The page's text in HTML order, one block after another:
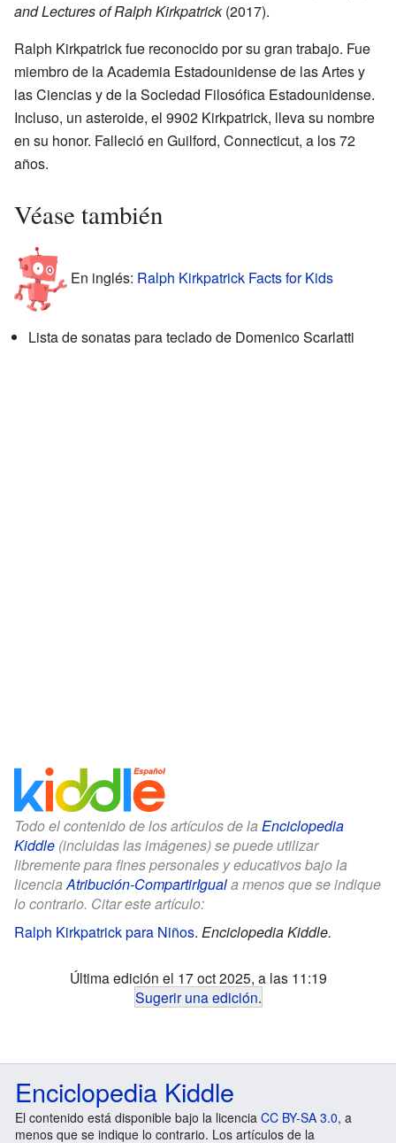
and Lectures of Ralph Kirkpatrick(2017).
Ralph Kirkpatrick fue reconocido por su gran trabajo. Fue
miembro de la Academia Estadounidense de las Artes y
las Ciencias y de la Sociedad Filosófica Estadounidense.
Incluso, un asteroide, el 9902 Kirkpatrick, lleva su nombre
en su honor. Falleció en Guilford, Connecticut, a los 72
años.
Véase también
En inglés: Ralph Kirkpatrick Facts for Kids
Lista de sonatas para teclado de Domenico Scarlatti
Todo el contenido de los artículos de la Enciclopedia
Kiddle (incluidas las imágenes) se puede utilizar
libremente para fines personales y educativos bajo la
licenciaAtribución-CompartirIguala menos que se indique
lo contrario. Citar este artículo:
Ralph Kirkpatrick para Niños. Enciclopedia Kiddle.
Última edición el 17 oct 2025, a las 11:19
Sugerir una edición.
Enciclopedia Kiddle
El contenido está disponible bajo la licencia CC BY-SA 3.0, a
menos que se indique lo contrario. Los artículos de la